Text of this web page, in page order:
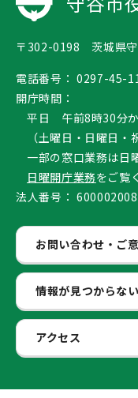
〒302-0198 茨城県守
電話番号： 0297-45-
開庁時間：
平日 午前8時30分
（土曜日・日曜日・
一部の窓口業務は日
日曜開庁業務をご覧
法人番号：
お問い合わせ・ご
情報が見つからな
アクセス